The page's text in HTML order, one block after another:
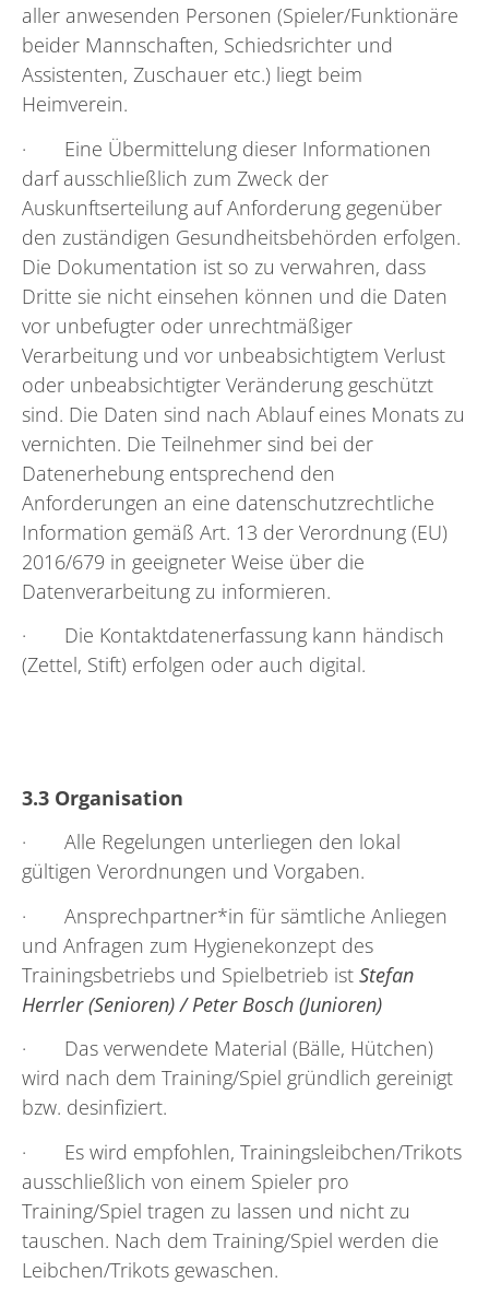
aller anwesenden Personen (Spieler/Funktionäre
beider Mannschaften, Schiedsrichter und
Assistenten, Zuschauer etc.) liegt beim
Heimverein.
· Eine Übermittelung dieser Informationen
darf ausschließlich zum Zweck der
Auskunftserteilung auf Anforderung gegenüber
den zuständigen Gesundheitsbehörden erfolgen.
Die Dokumentation ist so zu verwahren, dass
Dritte sie nicht einsehen können und die Daten
vor unbefugter oder unrechtmäßiger
Verarbeitung und vor unbeabsichtigtem Verlust
oder unbeabsichtigter Veränderung geschützt
sind. Die Daten sind nach Ablauf eines Monats zu
vernichten. Die Teilnehmer sind bei der
Datenerhebung entsprechend den
Anforderungen an eine datenschutzrechtliche
Information gemäß Art. 13 der Verordnung (EU)
2016/679 in geeigneter Weise über die
Datenverarbeitung zu informieren.
· Die Kontaktdatenerfassung kann händisch
(Zettel, Stift) erfolgen oder auch digital.
3.3 Organisation
· Alle Regelungen unterliegen den lokal
gültigen Verordnungen und Vorgaben.
· Ansprechpartner*in für sämtliche Anliegen
und Anfragen zum Hygienekonzept des
Trainingsbetriebs und Spielbetrieb ist Stefan
Herrler (Senioren) / Peter Bosch (Junioren)
· Das verwendete Material (Bälle, Hütchen)
wird nach dem Training/Spiel gründlich gereinigt
bzw. desinfiziert.
· Es wird empfohlen, Trainingsleibchen/Trikots
ausschließlich von einem Spieler pro
Training/Spiel tragen zu lassen und nicht zu
tauschen. Nach dem Training/Spiel werden die
Leibchen/Trikots gewaschen.